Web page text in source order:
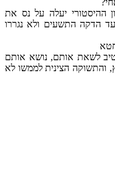
ההיסטורי יעלה על נס את
הדקה התשעים ולא נגררו
לשאת אותם, נושא אותם
והתשוקה הצינית לממשו לא